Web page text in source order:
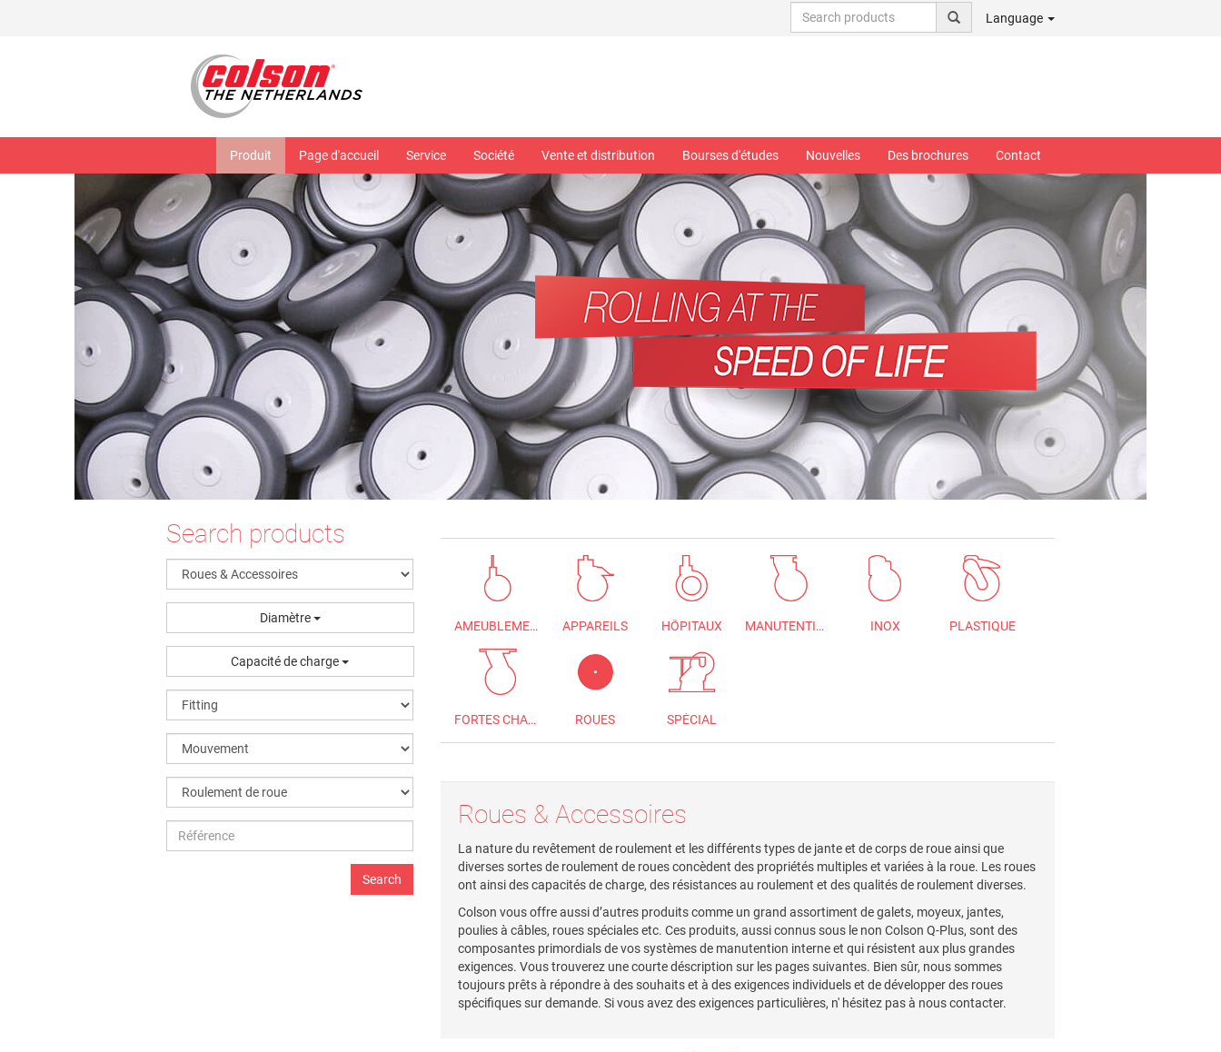
Language
Page d'accueil Service Société Vente et distribution Bourses d'études Nouvelles Des brochures Contact
Produit
Search products
Diamètre
Capacité de charge
AMEUBLEMENT APPAREILS HÔPITAUX MANUTENTION INOX PLASTIQUE
FORTES CHARGES ROUES SPÉCIAL
Roues & Accessoires
La nature du revêtement de roulement et les différents types de jante et de corps de roue ainsi que
diverses sortes de roulement de roues concèdent des propriétés multiples et variées à la roue. Les roues
ont ainsi des capacités de charge, des résistances au roulement et des qualités de roulement diverses.
Colson vous offre aussi d’autres produits comme un grand assortiment de galets, moyeux, jantes,
poulies à câbles, roues spéciales etc. Ces produits, aussi connus sous le non Colson Q-Plus, sont des
composantes primordials de vos systèmes de manutention interne et qui résistent aux plus grandes
exigences. Vous trouverez une courte déscription sur les pages suivantes. Bien sûr, nous sommes
toujours prêts à répondre à des souhaits et à des exigences individuels et de développer des roues
spécifiques sur demande. Si vous avez des exigences particulières, n' hésitez pas à nous contacter.